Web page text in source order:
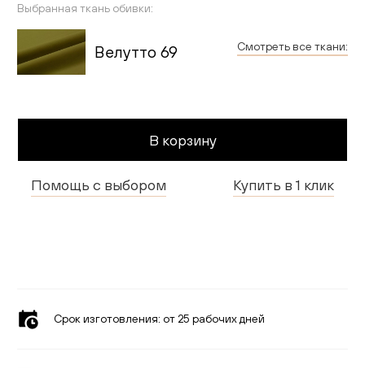
Кухня
Доставка и оплата
Проекты
Шоурумы
Выбранная ткань обивки:
Велутто 69 Смотреть все ткани:
В корзину
Помощь с выбором Купить в 1 клик
Срок изготовления: от 25 рабочих дней